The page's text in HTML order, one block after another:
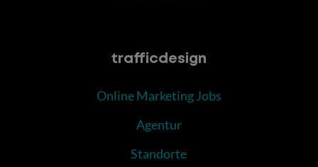
trafficdesign
Online Marketing Jobs
Agentur
Standorte